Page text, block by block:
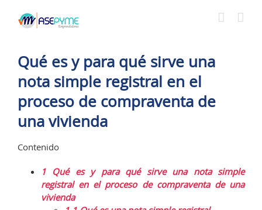
Qué es y para qué sirve una
nota simple registral en el
proceso de compraventa de
una vivienda
Contenido
1Qué es y para qué sirve una nota simple
registral en el proceso de compraventa de una
vivienda